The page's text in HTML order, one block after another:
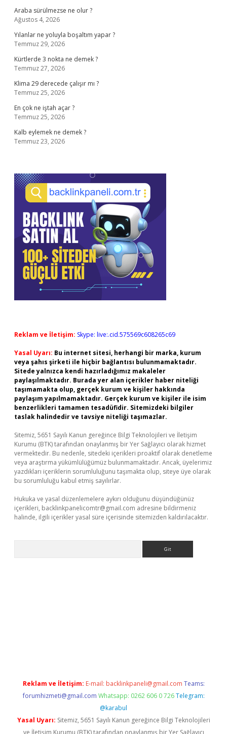
Araba sürülmezse ne olur ?
Ağustos 4, 2026
Yılanlar ne yoluyla boşaltım yapar ?
Temmuz 29, 2026
Kürtlerde 3 nokta ne demek ?
Temmuz 27, 2026
Klima 29 derecede çalışır mı ?
Temmuz 25, 2026
En çok ne iştah açar ?
Temmuz 25, 2026
Kalb eylemek ne demek ?
Temmuz 23, 2026
Reklam ve İletişim: Skype: live:.cid.575569c608265c69
Yasal Uyarı: Bu internet sitesi, herhangi bir marka, kurum
veya şahıs şirketi ile hiçbir bağlantısı bulunmamaktadır.
Sitede yalnızca kendi hazırladığımız makaleler
paylaşılmaktadır. Burada yer alan içerikler haber niteliği
taşımamakta olup, gerçek kurum ve kişiler hakkında
paylaşım yapılmamaktadır. Gerçek kurum ve kişiler ile isim
benzerlikleri tamamen tesadüfidir. Sitemizdeki bilgiler
taslak halindedir ve tavsiye niteliği taşımazlar.
Sitemiz, 5651 Sayılı Kanun gereğince Bilgi Teknolojileri ve İletişim
Kurumu (BTK) tarafından onaylanmış bir Yer Sağlayıcı olarak hizmet
vermektedir. Bu nedenle, sitedeki içerikleri proaktif olarak denetleme
veya araştırma yükümlülüğümüz bulunmamaktadır. Ancak, üyelerimiz
yazdıkları içeriklerin sorumluluğunu taşımakta olup, siteye üye olarak
bu sorumluluğu kabul etmiş sayılırlar.
Hukuka ve yasal düzenlemelere aykırı olduğunu düşündüğünüz
içerikleri, backlinkpanelicomtr@gmail.com adresine bildirmeniz
halinde, ilgili içerikler yasal süre içerisinde sitemizden kaldırılacaktır.
Reklam ve İletişim: E-mail: backlinkpaneli@gmail.com Teams:
forumhizmeti@gmail.com Whatsapp: 0262 606 0 726 Telegram:
@karabul
Yasal Uyarı: Sitemiz, 5651 Sayılı Kanun gereğince Bilgi Teknolojileri
ve İletişim Kurumu (BTK) tarafından onaylanmış bir Yer Sağlayıcı